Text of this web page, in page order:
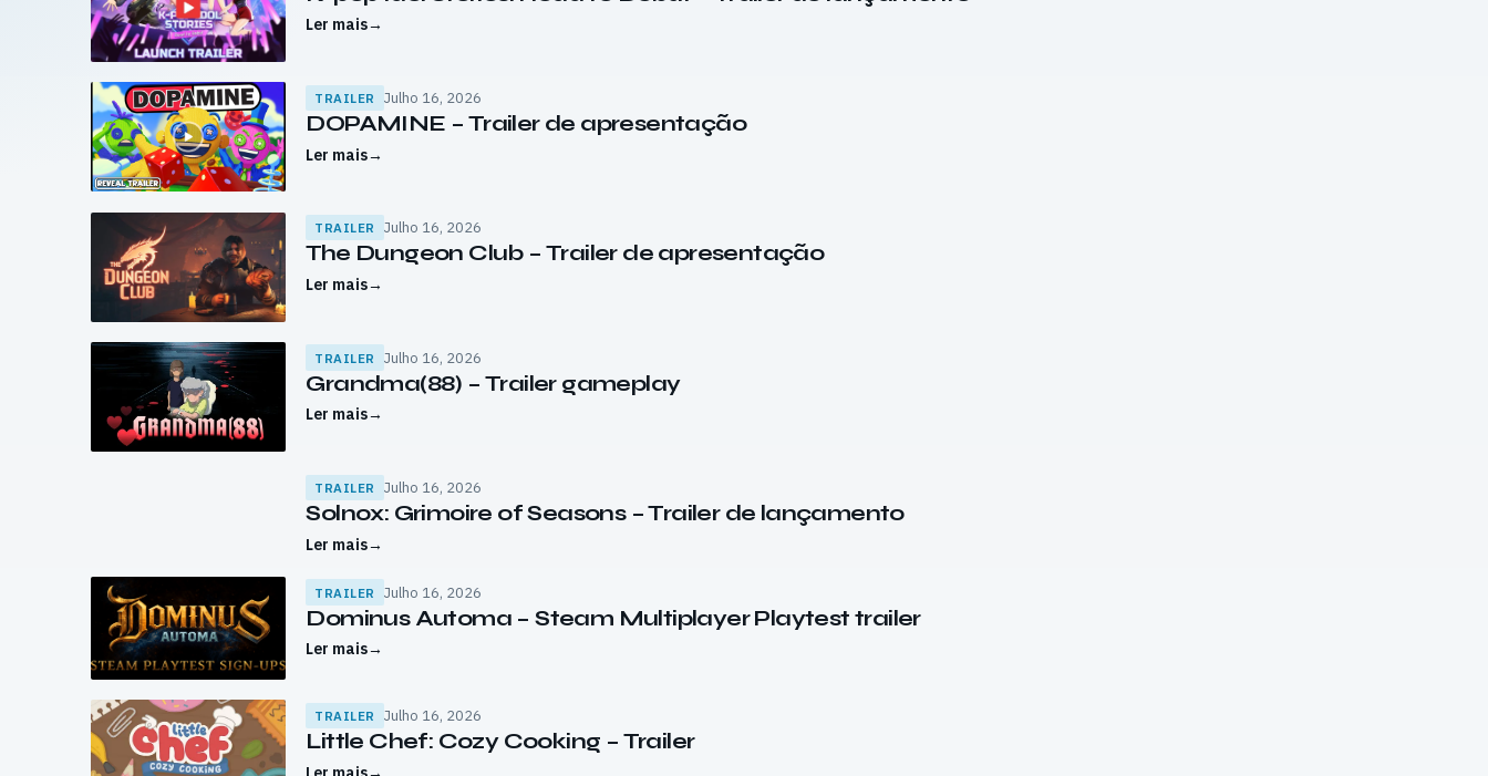
Ler mais→
TRAILER Julho 16, 2026
DOPAMINE – Trailer de apresentação
Ler mais→
TRAILER Julho 16, 2026
The Dungeon Club – Trailer de apresentação
Ler mais→
TRAILER Julho 16, 2026
Grandma(88) – Trailer gameplay
Ler mais→
TRAILER Julho 16, 2026
Solnox: Grimoire of Seasons – Trailer de lançamento
Ler mais→
TRAILER Julho 16, 2026
Dominus Automa – Steam Multiplayer Playtest trailer
Ler mais→
TRAILER Julho 16, 2026
Little Chef: Cozy Cooking – Trailer